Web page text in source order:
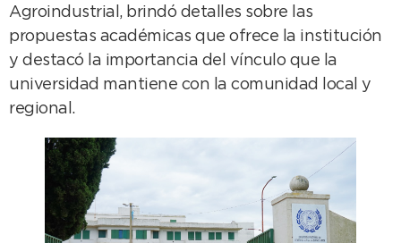
Agroindustrial, brindó detalles sobre las
propuestas académicas que ofrece la institución
y destacó la importancia del vínculo que la
universidad mantiene con la comunidad local y
regional.